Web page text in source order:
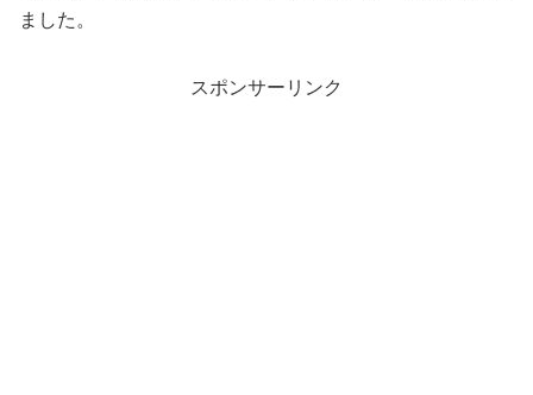
ました。
スポンサーリンク